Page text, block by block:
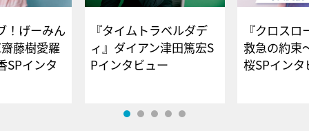
！げーみん
藤樹愛羅
SPインタ
『タイムトラベルダデ
ィ』ダイアン津田篤宏S
Pインタビュー
『クロス
救急の約束
桜SPイ